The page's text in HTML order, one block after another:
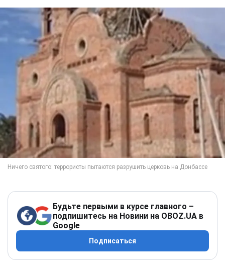
Будьте первыми в курсе главного –
подпишитесь на Новини на OBOZ.UA в
Google
Подписаться